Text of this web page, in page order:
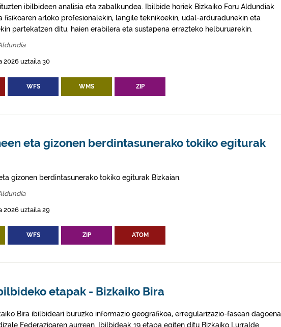
ibilbideen analisia eta zabalkundea. Ibilbide horiek Bizkaiko Foru Aldundiak
fisikoaren arloko profesionalekin, langile teknikoekin, udal-arduradunekin eta
partekatzen ditu, haien erabilera eta sustapena errazteko helburuarekin.
2026 uztaila 30
WFS WMS ZIP
eta gizonen berdintasunerako tokiko egiturak
gizonen berdintasunerako tokiko egiturak Bizkaian.
2026 uztaila 29
WFS ZIP ATOM
etapak - Bizkaiko Bira
Bira ibilbideari buruzko informazio geografikoa, erregularizazio-fasean dagoena
Federazioaren aurrean. Ibilbideak 19 etapa egiten ditu Bizkaiko Lurralde